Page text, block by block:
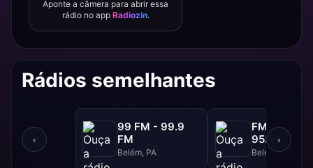
Aponte a câmera para abrir essa
rádio no app Radiozin.
Rádios semelhantes
‹
99 FM - 99.9
FM
Belém, PA
FM
95.9 FM
Belém, PA
›